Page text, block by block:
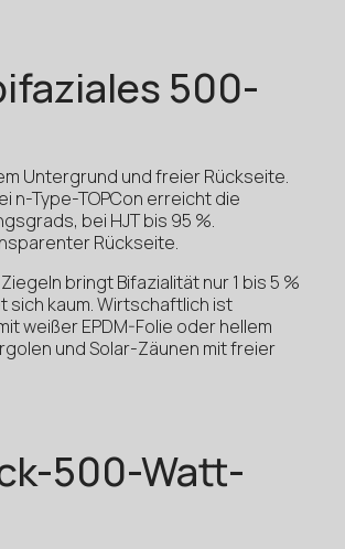
500-
Untergrund und freier Rückseite.
n-Type-TOPCon erreicht die
bei HJT bis 95 %.
Rückseite.
bringt Bifazialität nur 1 bis 5 %
sich kaum. Wirtschaftlich ist
weißer EPDM-Folie oder hellem
und Solar-Zäunen mit freier
500-Watt-